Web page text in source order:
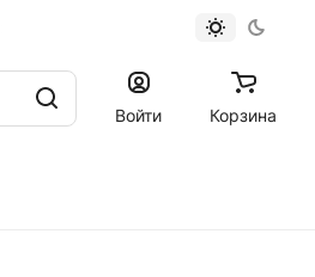
Войти Корзина